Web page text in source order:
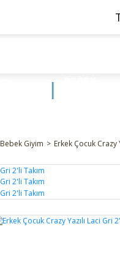
Bebek Giyim Erkek Çocuk Crazy